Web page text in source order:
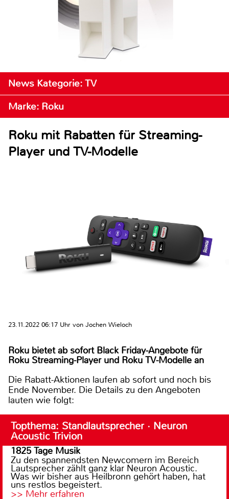
News Kategorie: TV
Marke: Roku
Roku mit Rabatten für Streaming-
Player und TV-Modelle
23.11.2022 06:17 Uhr von Jochen Wieloch
Roku bietet ab sofort Black Friday-Angebote für
Roku Streaming-Player und Roku TV-Modelle an
Die Rabatt-Aktionen laufen ab sofort und noch bis
Ende November. Die Details zu den Angeboten
lauten wie folgt:
Topthema: Standlautsprecher · Neuron
Acoustic Trivion
1825 Tage Musik
Zu den spannendsten Newcomern im Bereich
Lautsprecher zählt ganz klar Neuron Acoustic.
Was wir bisher aus Heilbronn gehört haben, hat
uns restlos begeistert.
>> Mehr erfahren